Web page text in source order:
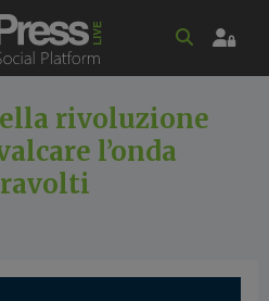
rivoluzione
l’onda